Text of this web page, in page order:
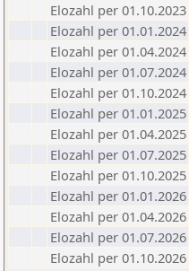
Elozahl per 01.10.2023
Elozahl per 01.01.2024
Elozahl per 01.04.2024
Elozahl per 01.07.2024
Elozahl per 01.10.2024
Elozahl per 01.01.2025
Elozahl per 01.04.2025
Elozahl per 01.07.2025
Elozahl per 01.10.2025
Elozahl per 01.01.2026
Elozahl per 01.04.2026
Elozahl per 01.07.2026
Elozahl per 01.10.2026